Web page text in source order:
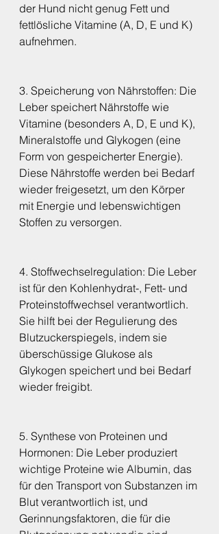
der Hund nicht genug Fett und
fettlösliche Vitamine (A, D, E und K)
aufnehmen.
3. Speicherung von Nährstoffen: Die
Leber speichert Nährstoffe wie
Vitamine (besonders A, D, E und K),
Mineralstoffe und Glykogen (eine
Form von gespeicherter Energie).
Diese Nährstoffe werden bei Bedarf
wieder freigesetzt, um den Körper
mit Energie und lebenswichtigen
Stoffen zu versorgen.
4. Stoffwechselregulation: Die Leber
ist für den Kohlenhydrat-, Fett- und
Proteinstoffwechsel verantwortlich.
Sie hilft bei der Regulierung des
Blutzuckerspiegels, indem sie
überschüssige Glukose als
Glykogen speichert und bei Bedarf
wieder freigibt.
5. Synthese von Proteinen und
Hormonen: Die Leber produziert
wichtige Proteine wie Albumin, das
für den Transport von Substanzen im
Blut verantwortlich ist, und
Gerinnungsfaktoren, die für die